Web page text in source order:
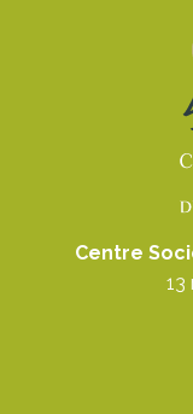
Centre
13